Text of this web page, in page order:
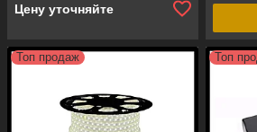
Цену уточняйте
Топ продаж Топ